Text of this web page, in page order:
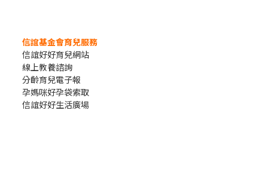
信誼基金會育兒服務
信誼好好育兒網站
線上教養諮詢
分齡育兒電子報
孕媽咪好孕袋索取
信誼好好生活廣場